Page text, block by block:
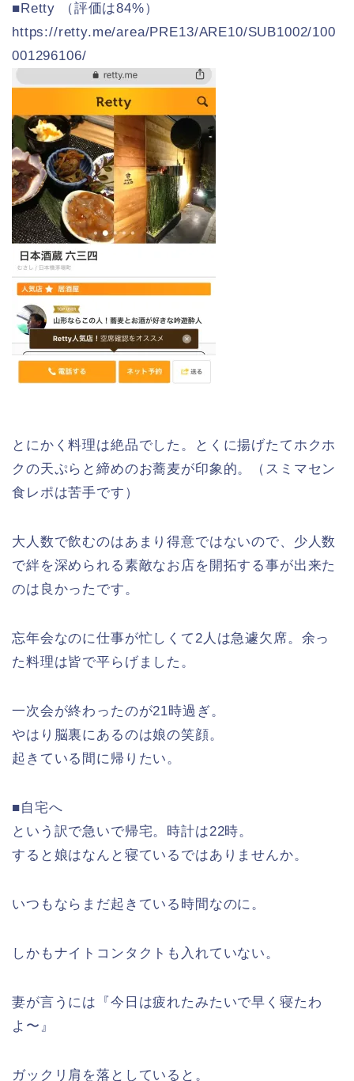
■Retty （評価は84%）
https://retty.me/area/PRE13/ARE10/SUB1002/100
001296106/
とにかく料理は絶品でした。とくに揚げたてホクホ
クの天ぷらと締めのお蕎麦が印象的。（スミマセン
食レポは苦手です）
大人数で飲むのはあまり得意ではないので、少人数
で絆を深められる素敵なお店を開拓する事が出来た
のは良かったです。
忘年会なのに仕事が忙しくて2人は急遽欠席。余っ
た料理は皆で平らげました。
一次会が終わったのが21時過ぎ。
やはり脳裏にあるのは娘の笑顔。
起きている間に帰りたい。
■自宅へ
という訳で急いで帰宅。時計は22時。
すると娘はなんと寝ているではありませんか。
いつもならまだ起きている時間なのに。
しかもナイトコンタクトも入れていない。
妻が言うには『今日は疲れたみたいで早く寝たわ
よ〜』
ガックリ肩を落としていると。